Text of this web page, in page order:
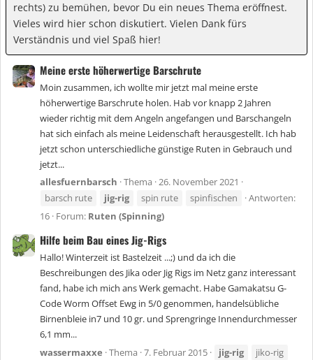
rechts) zu bemühen, bevor Du ein neues Thema eröffnest.
Vieles wird hier schon diskutiert. Vielen Dank fürs
Verständnis und viel Spaß hier!
Meine erste höherwertige Barschrute
Moin zusammen, ich wollte mir jetzt mal meine erste
höherwertige Barschrute holen. Hab vor knapp 2 Jahren
wieder richtig mit dem Angeln angefangen und Barschangeln
hat sich einfach als meine Leidenschaft herausgestellt. Ich hab
jetzt schon unterschiedliche günstige Ruten in Gebrauch und
jetzt...
allesfuernbarsch Thema 26. November 2021
barsch rute
jig-rig spin rute spinfischen
Antworten:
16 Forum: Ruten (Spinning)
Hilfe beim Bau eines Jig-Rigs
Hallo! Winterzeit ist Bastelzeit ...;) und da ich die
Beschreibungen des Jika oder Jig Rigs im Netz ganz interessant
fand, habe ich mich ans Werk gemacht. Habe Gamakatsu G-
Code Worm Offset Ewg in 5/0 genommen, handelsübliche
Birnenbleie in7 und 10 gr. und Sprengringe Innendurchmesser
6,1 mm...
wassermaxxe Thema 7. Februar 2015 jig-rig
jiko-rig